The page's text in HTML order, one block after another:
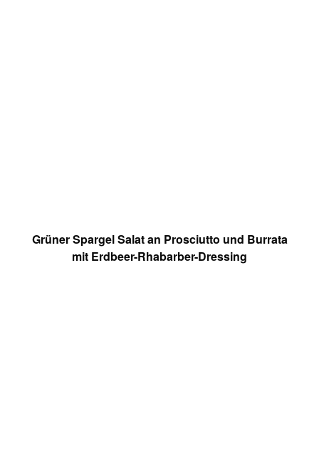
Grüner Spargel Salat an Prosciutto und Burrata
mit Erdbeer-Rhabarber-Dressing